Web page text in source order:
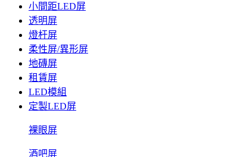
小間距LED屏
透明屏
燈杆屏
柔性屏/異形屏
地磚屏
租賃屏
LED模組
定製LED屏
裸眼屏
酒吧屏